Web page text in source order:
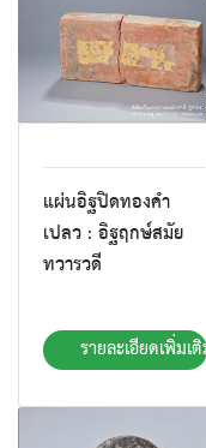
แผ่นอิฐปิดทองคำ
เปลว : อิฐฤกษ์สมัย
ทวารวดี
รายละเอียดเพิ่มเติม